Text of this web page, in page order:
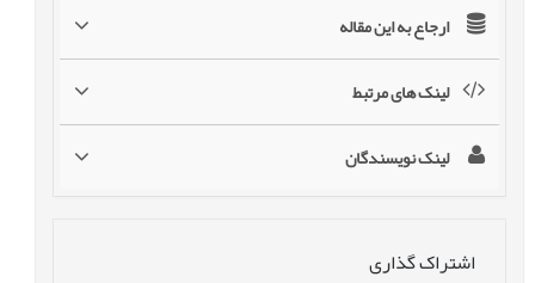
ارجاع به این مقاله
لینک های مرتبط
لینک نویسندگان
اشتراک گذاری